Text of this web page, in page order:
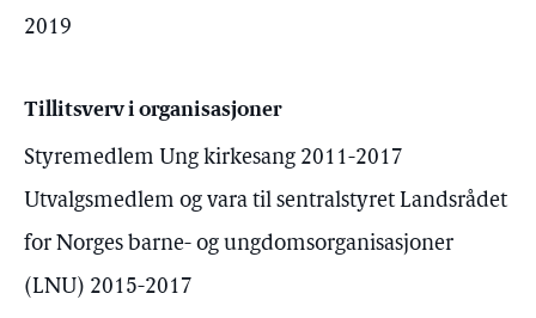
2019
Tillitsverv i organisasjoner
Styremedlem Ung kirkesang 2011-2017
Utvalgsmedlem og vara til sentralstyret Landsrådet
for Norges barne- og ungdomsorganisasjoner
(LNU) 2015-2017